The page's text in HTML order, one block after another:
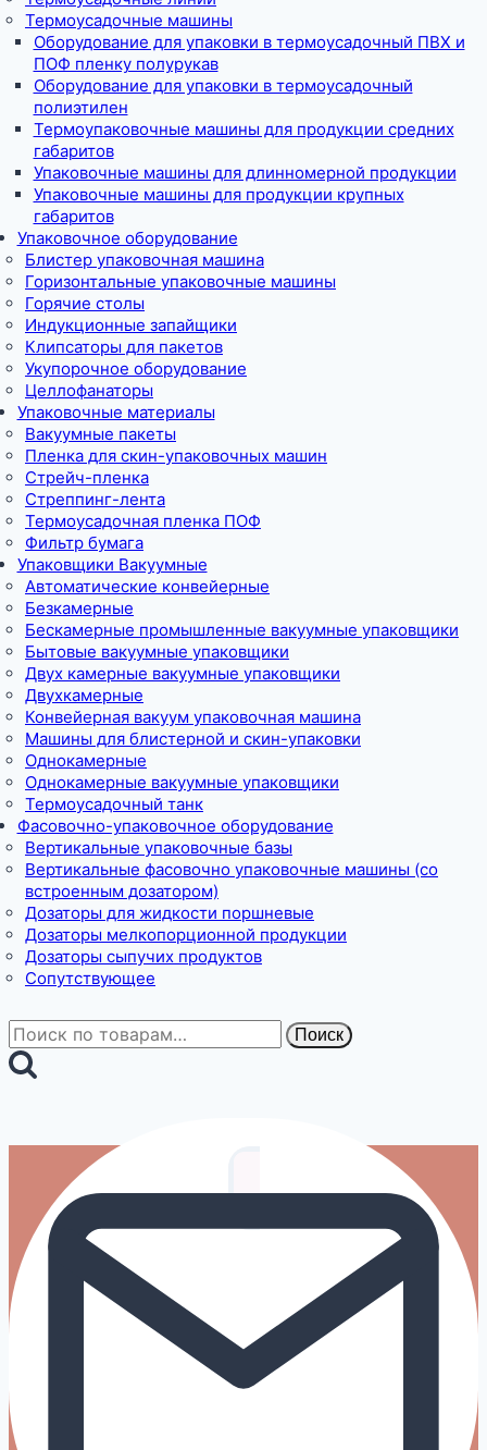
Термоусадочные машины
Оборудование для упаковки в термоусадочный ПВХ и
ПОФ пленку полурукав
Оборудование для упаковки в термоусадочный
полиэтилен
Термоупаковочные машины для продукции средних
габаритов
Упаковочные машины для длинномерной продукции
Упаковочные машины для продукции крупных
габаритов
Упаковочное оборудование
Блистер упаковочная машина
Горизонтальные упаковочные машины
Горячие столы
Индукционные запайщики
Клипсаторы для пакетов
Укупорочное оборудование
Целлофанаторы
Упаковочные материалы
Вакуумные пакеты
Пленка для скин-упаковочных машин
Стрейч-пленка
Стреппинг-лента
Термоусадочная пленка ПОФ
Фильтр бумага
Упаковщики Вакуумные
Автоматические конвейерные
Безкамерные
Бескамерные промышленные вакуумные упаковщики
Бытовые вакуумные упаковщики
Двух камерные вакуумные упаковщики
Двухкамерные
Конвейерная вакуум упаковочная машина
Машины для блистерной и скин-упаковки
Однокамерные
Однокамерные вакуумные упаковщики
Термоусадочный танк
Фасовочно-упаковочное оборудование
Вертикальные упаковочные базы
Вертикальные фасовочно упаковочные машины (со
встроенным дозатором)
Дозаторы для жидкости поршневые
Дозаторы мелкопорционной продукции
Дозаторы сыпучих продуктов
Сопутствующее
Искать: Поиск